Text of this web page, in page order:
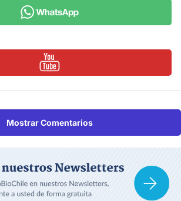
Mostrar Comentarios